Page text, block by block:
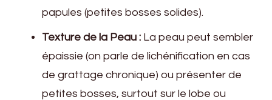
papules (petites bosses solides).
Texture de la Peau : La peau peut sembler
épaissie (on parle de lichénification en cas
de grattage chronique) ou présenter de
petites bosses, surtout sur le lobe ou